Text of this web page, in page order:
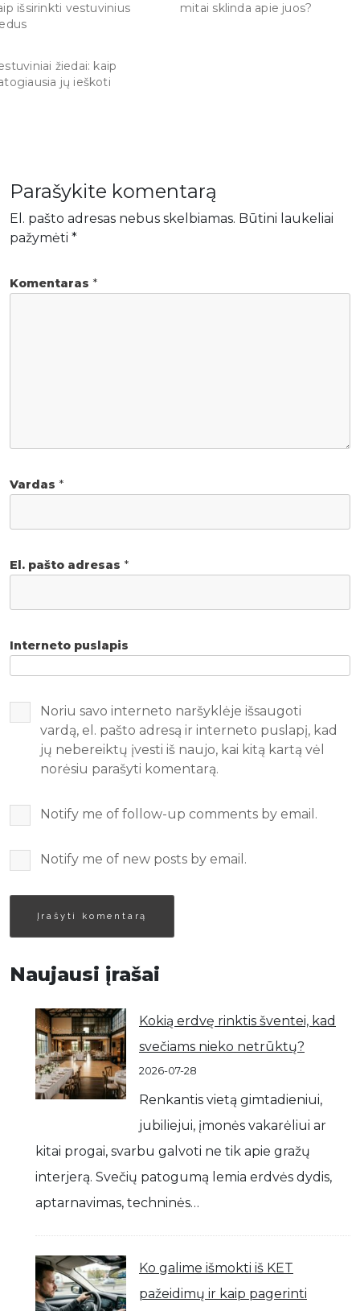
išsirinkti vestuvinius
mitai sklinda apie juos?
žiedai: kaip
jų ieškoti
Parašykite komentarą
El. pašto adresas nebus skelbiamas. Būtini laukeliai
pažymėti *
Komentaras *
Vardas *
El. pašto adresas *
Interneto puslapis
Noriu savo interneto naršyklėje išsaugoti
vardą, el. pašto adresą ir interneto puslapį, kad
jų nebereiktų įvesti iš naujo, kai kitą kartą vėl
norėsiu parašyti komentarą.
Notify me of follow-up comments by email.
Notify me of new posts by email.
Naujausi įrašai
Kokią erdvę rinktis šventei, kad
svečiams nieko netrūktų?
2026-07-28
Renkantis vietą gimtadieniui,
jubiliejui, įmonės vakarėliui ar
kitai progai, svarbu galvoti ne tik apie gražų
interjerą. Svečių patogumą lemia erdvės dydis,
aptarnavimas, techninės…
Ko galime išmokti iš KET
pažeidimų ir kaip pagerinti